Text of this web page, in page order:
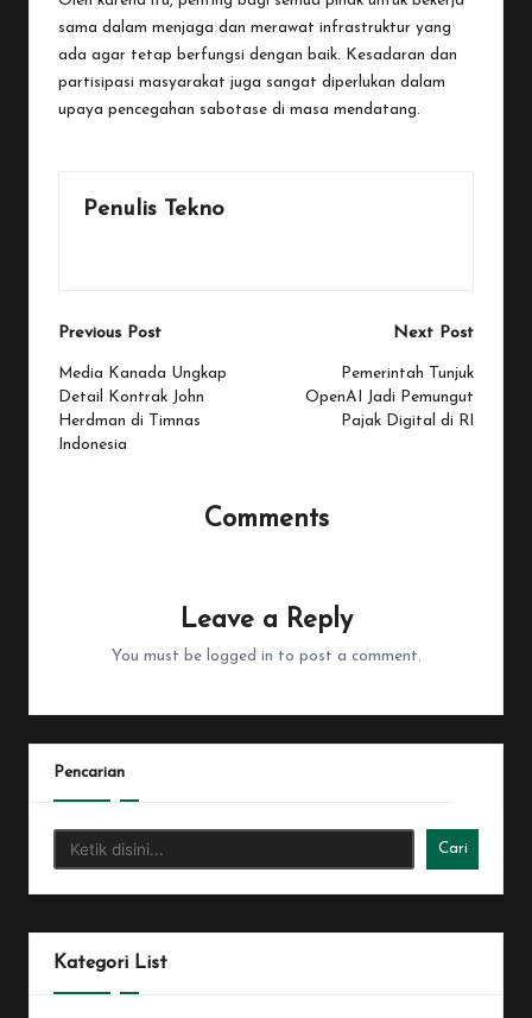
sama dalam menjaga dan merawat infrastruktur yang
ada agar tetap berfungsi dengan baik. Kesadaran dan
partisipasi masyarakat juga sangat diperlukan dalam
upaya pencegahan sabotase di masa mendatang.
Penulis Tekno
Post
navigation
Previous Post
Media Kanada Ungkap
Detail Kontrak John
Herdman di Timnas
Indonesia
Next Post
Pemerintah Tunjuk
OpenAI Jadi Pemungut
Pajak Digital di RI
Comments
Leave a Reply
You must be logged in to post a comment.
Pencarian
Cari
Kategori List